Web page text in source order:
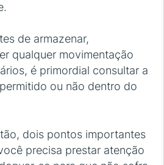
de armazenar,
qualquer movimentação
é primordial consultar a
ou não dentro do
dois pontos importantes
precisa prestar atenção